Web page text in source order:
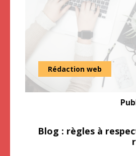
Rédaction web
Blog : règles à